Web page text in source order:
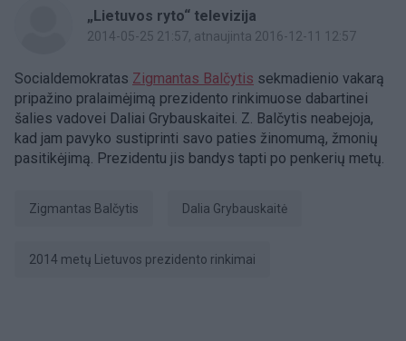
„Lietuvos ryto“ televizija
2014-05-25 21:57, atnaujinta 2016-12-11 12:57
Socialdemokratas Zigmantas Balčytis sekmadienio vakarą
pripažino pralaimėjimą prezidento rinkimuose dabartinei
šalies vadovei Daliai Grybauskaitei. Z. Balčytis neabejoja,
kad jam pavyko sustiprinti savo paties žinomumą, žmonių
pasitikėjimą. Prezidentu jis bandys tapti po penkerių metų.
Zigmantas Balčytis Dalia Grybauskaitė
2014 metų Lietuvos prezidento rinkimai